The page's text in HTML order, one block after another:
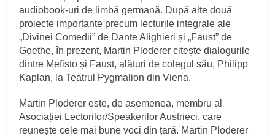
audiobook-uri de limbă germană. După alte două
proiecte importante precum lecturile integrale ale
„Divinei Comedii” de Dante Alighieri și „Faust” de
Goethe, în prezent, Martin Ploderer citește dialogurile
dintre Mefisto și Faust, alături de colegul său, Philipp
Kaplan, la Teatrul Pygmalion din Viena.
Martin Ploderer este, de asemenea, membru al
Asociației Lectorilor/Speakerilor Austrieci, care
reunește cele mai bune voci din țară. Martin Ploderer